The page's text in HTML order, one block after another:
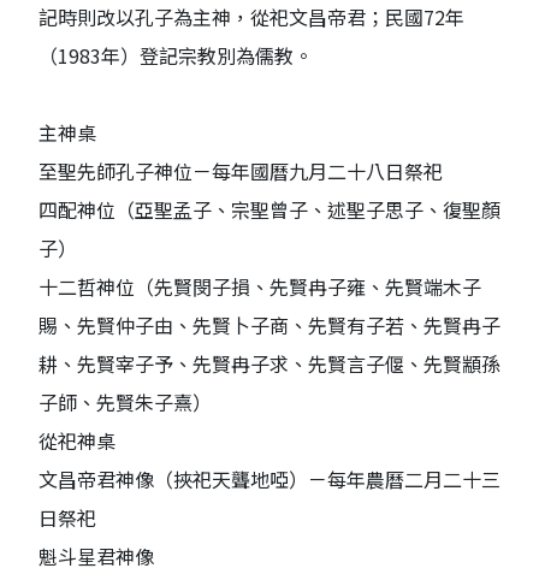
記時則改以孔子為主神，從祀文昌帝君；民國72年
（1983年）登記宗教別為儒教。
主神桌
至聖先師孔子神位－每年國曆九月二十八日祭祀
四配神位（亞聖孟子、宗聖曾子、述聖子思子、復聖顏
子）
十二哲神位（先賢閔子損、先賢冉子雍、先賢端木子
賜、先賢仲子由、先賢卜子商、先賢有子若、先賢冉子
耕、先賢宰子予、先賢冉子求、先賢言子偃、先賢顓孫
子師、先賢朱子熹）
從祀神桌
文昌帝君神像（挾祀天聾地啞）－每年農曆二月二十三
日祭祀
魁斗星君神像